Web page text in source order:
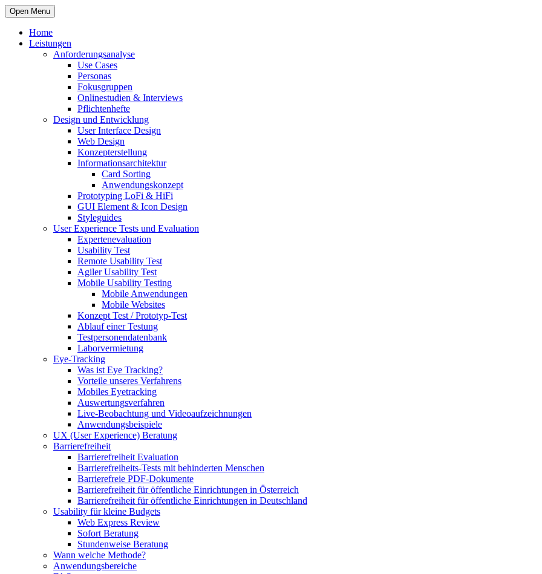
Open Menu
Home
Leistungen
Anforderungsanalyse
Use Cases
Personas
Fokusgruppen
Onlinestudien & Interviews
Pflichtenhefte
Design und Entwicklung
User Interface Design
Web Design
Konzepterstellung
Informationsarchitektur
Card Sorting
Anwendungskonzept
Prototyping LoFi & HiFi
GUI Element & Icon Design
Styleguides
User Experience Tests und Evaluation
Expertenevaluation
Usability Test
Remote Usability Test
Agiler Usability Test
Mobile Usability Testing
Mobile Anwendungen
Mobile Websites
Konzept Test / Prototyp-Test
Ablauf einer Testung
Testpersonendatenbank
Laborvermietung
Eye-Tracking
Was ist Eye Tracking?
Vorteile unseres Verfahrens
Mobiles Eyetracking
Auswertungsverfahren
Live-Beobachtung und Videoaufzeichnungen
Anwendungsbeispiele
UX (User Experience) Beratung
Barrierefreiheit
Barrierefreiheit Evaluation
Barrierefreiheits-Tests mit behinderten Menschen
Barrierefreie PDF-Dokumente
Barrierefreiheit für öffentliche Einrichtungen in Österreich
Barrierefreiheit für öffentliche Einrichtungen in Deutschland
Usability für kleine Budgets
Web Express Review
Sofort Beratung
Stundenweise Beratung
Wann welche Methode?
Anwendungsbereiche